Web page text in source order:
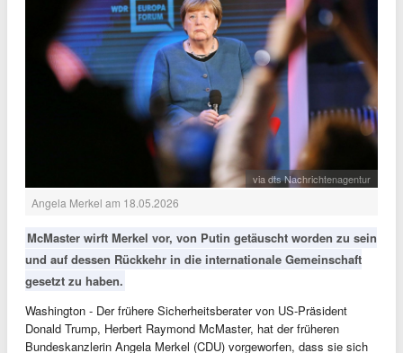
via dts Nachrichtenagentur
Angela Merkel am 18.05.2026
McMaster wirft Merkel vor, von Putin getäuscht worden zu sein
und auf dessen Rückkehr in die internationale Gemeinschaft
gesetzt zu haben.
Washington - Der frühere Sicherheitsberater von US-Präsident
Donald Trump, Herbert Raymond McMaster, hat der früheren
Bundeskanzlerin Angela Merkel (CDU) vorgeworfen, dass sie sich